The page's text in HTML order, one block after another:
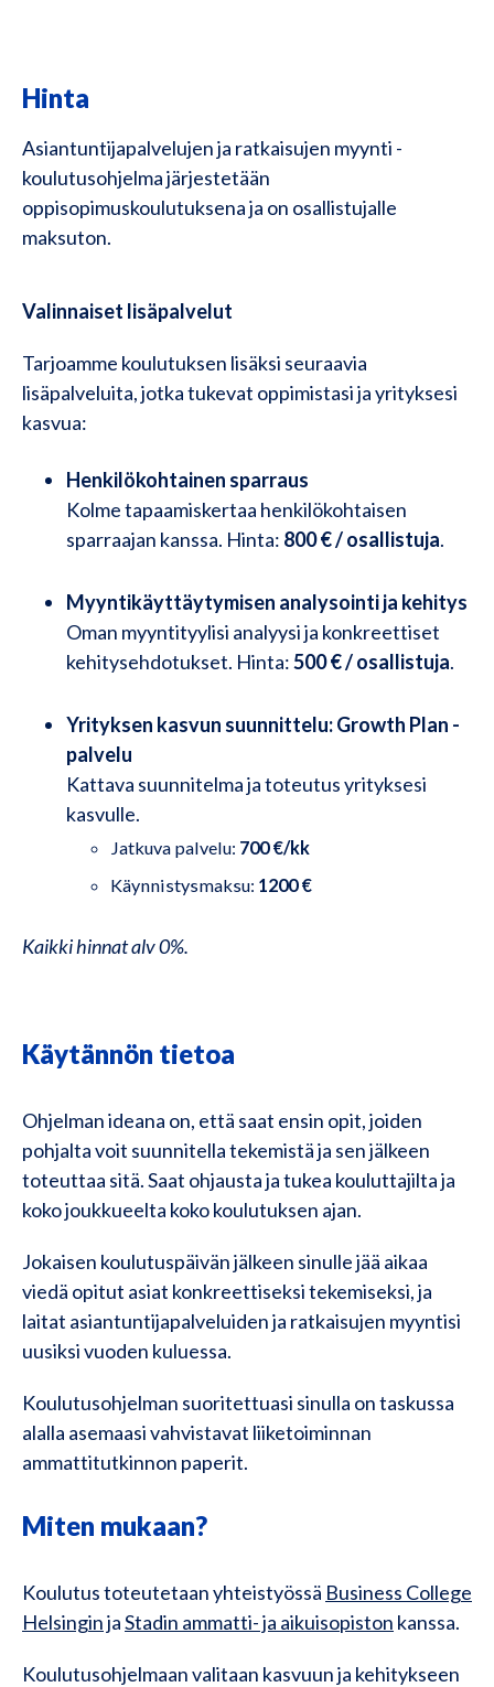
Hinta
Asiantuntijapalvelujen ja ratkaisujen myynti -
koulutusohjelma järjestetään
oppisopimuskoulutuksena ja on osallistujalle
maksuton.
Valinnaiset lisäpalvelut
Tarjoamme koulutuksen lisäksi seuraavia
lisäpalveluita, jotka tukevat oppimistasi ja yrityksesi
kasvua:
Henkilökohtainen sparraus
Kolme tapaamiskertaa henkilökohtaisen
sparraajan kanssa. Hinta: 800 € / osallistuja.
Myyntikäyttäytymisen analysointi ja kehitys
Oman myyntityylisi analyysi ja konkreettiset
kehitysehdotukset. Hinta:500 € / osallistuja.
Yrityksen kasvun suunnittelu: Growth Plan -
palvelu
Kattava suunnitelma ja toteutus yrityksesi
kasvulle.
Jatkuva palvelu: 700 €/kk
Käynnistysmaksu: 1200 €
Kaikki hinnat alv 0%.
Käytännön tietoa
Ohjelman ideana on, että saat ensin opit, joiden
pohjalta voit suunnitella tekemistä ja sen jälkeen
toteuttaa sitä. Saat ohjausta ja tukea kouluttajilta ja
koko joukkueelta koko koulutuksen ajan.
Jokaisen koulutuspäivän jälkeen sinulle jää aikaa
viedä opitut asiat konkreettiseksi tekemiseksi, ja
laitat asiantuntijapalveluiden ja ratkaisujen myyntisi
uusiksi vuoden kuluessa.
Koulutusohjelman suoritettuasi sinulla on taskussa
alalla asemaasi vahvistavat liiketoiminnan
ammattitutkinnon paperit.
Miten mukaan?
Koulutus toteutetaan yhteistyössä Business College
HelsinginjaStadin ammatti- ja aikuisopiston kanssa.
Koulutusohjelmaan valitaan kasvuun ja kehitykseen